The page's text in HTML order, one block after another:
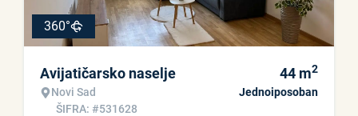
360°
Avijatičarsko naselje
Novi Sad
ŠIFRA: #531628
44 m2
Jednoiposoban